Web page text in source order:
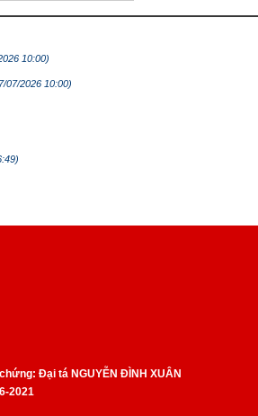
10:00)
07/2026 10:00)
Đại tá NGUYỄN ĐÌNH XUÂN
2021